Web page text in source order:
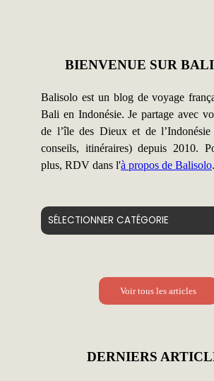
BIENVENUE SUR
Balisolo est un blog de voyage
Bali en Indonésie. Je partage avec
de l’île des Dieux et de l’Indonésie
conseils, itinéraires) depuis 2010.
plus, RDV dans l'à propos de Balisolo.
Voir tous les articles
DERNIERS